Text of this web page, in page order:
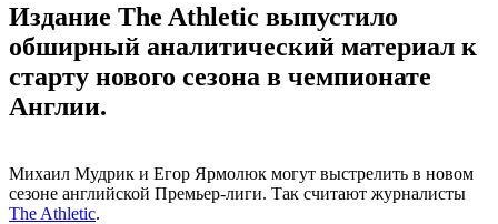
Издание The Athletic выпустило
обширный аналитический материал к
старту нового сезона в чемпионате
Англии.
Михаил Мудрик и Егор Ярмолюк могут выстрелить в новом
сезоне английской Премьер-лиги. Так считают журналисты
The Athletic.